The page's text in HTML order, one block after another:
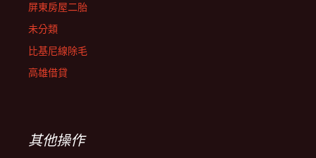
屏東房屋二胎
未分類
比基尼線除毛
高雄借貸
其他操作